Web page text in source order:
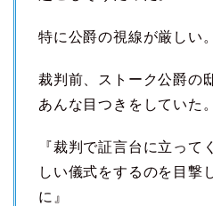
特に公爵の視線が厳しい。
裁判前、ストーク公爵の
あんな目つきをしていた。
『裁判で証言台に立って
しい儀式をするのを目撃
に』